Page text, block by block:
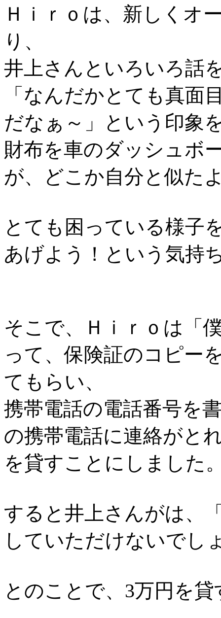
Ｈｉｒｏは、新しくオ
り、
井上さんといろいろ話
「なんだかとても真面
だなぁ～」という印象
財布を車のダッシュボ
が、どこか自分と似た
とても困っている様子
あげよう！という気持
そこで、Ｈｉｒｏは「
って、保険証のコピー
てもらい、
携帯電話の電話番号を
の携帯電話に連絡がと
を貸すことにしました
すると井上さんがは、
していただけないでし
とのことで、3万円を